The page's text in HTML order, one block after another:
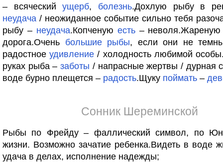
– всяческийущерб, болезнь.Дохлую рыбу в
неудача / неожиданное событие сильно тебя
рыбу – неудача.Копченую есть–
дорога.Очень большие рыбы, если они не
радостноеудивление / холодность любимой
руках рыба –заботы / напрасные жертвы / дурная
воде бурно плещется – радость.Щуку поймать –
Сонник Шереминской
Рыбы по Фрейду – фаллический символ, по
жизни. Возможно зачатие ребенка.Видеть в воде
удача в делах, исполнение надежды;